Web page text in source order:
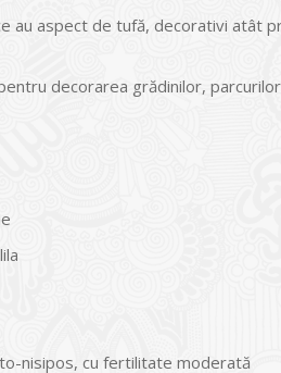
au aspect de tufă, decorativi atât
decorarea grădinilor,
nisipos, cu fertilitate moderată